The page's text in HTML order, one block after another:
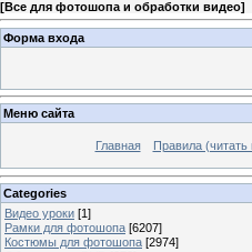
[Все для фотошопа и обработки видео]
Форма входа
Меню сайта
Главная Правила (читать
Categories
Видео уроки [1]
Рамки для фотошопа [6207]
Костюмы для фотошопа [2974]